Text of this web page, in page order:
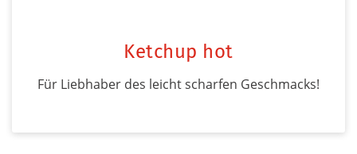
Ketchup hot
Für Liebhaber des leicht scharfen Geschmacks!